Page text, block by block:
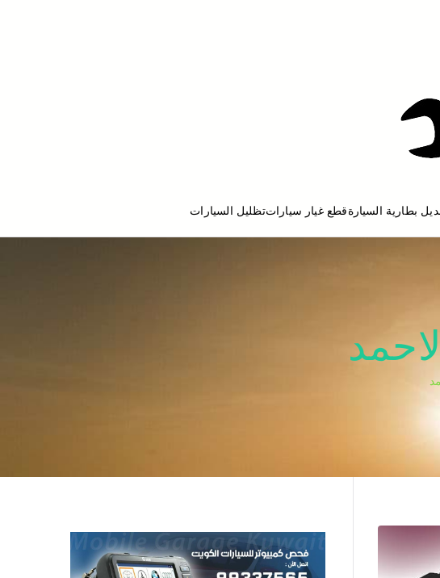
وبنشر كراج تصليح سيارات
بطارية السيارةقطع غيار سياراتتظليل السيارات